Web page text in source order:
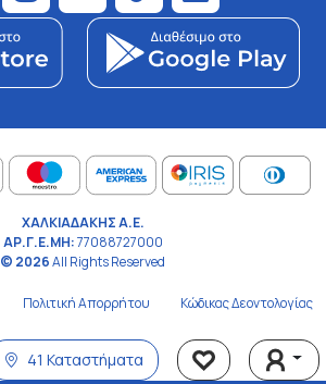
ΧΑΛΚΙΑΔΑΚΗΣ Α.Ε.
ΑΡ.Γ.Ε.ΜΗ:77088727000
© 2026All Rights Reserved
Πολιτική Απορρήτου Κώδικας Δεοντολογίας
41 Καταστήματα